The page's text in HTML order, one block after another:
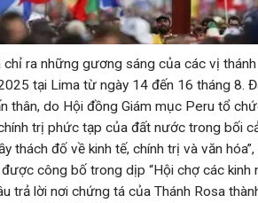
chỉ ra những gương sáng của các vị
tại Lima từ ngày 14 đến 16 tháng 8.
thân, do Hội đồng Giám mục Peru tổ
trị phức tạp của đất nước trong bối
thách đố về kinh tế, chính trị và văn
công bố trong dịp “Hội chợ các kinh
trả lời nơi chứng tá của Thánh Rosa